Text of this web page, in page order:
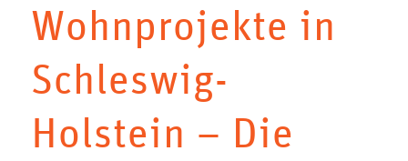
Wohnprojekte in
Schleswig-
Holstein – Die